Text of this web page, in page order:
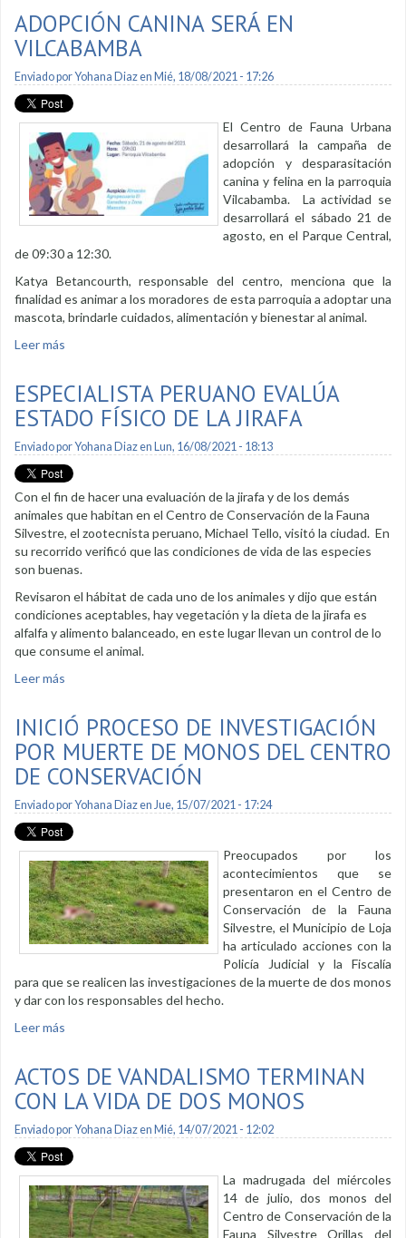
ADOPCIÓN CANINA SERÁ EN
VILCABAMBA
Enviado porYohana Diazen Mié, 18/08/2021 - 17:26
El Centro de Fauna Urbana
desarrollará la campaña de
adopción y desparasitación
canina y felina en la parroquia
Vilcabamba. La actividad se
desarrollará el sábado 21 de
agosto, en el Parque Central,
de 09:30 a 12:30.
Katya Betancourth, responsable del centro, menciona que la
finalidad es animar a los moradores de esta parroquia a adoptar una
mascota, brindarle cuidados, alimentación y bienestar al animal.
Leer más
ESPECIALISTA PERUANO EVALÚA
ESTADO FÍSICO DE LA JIRAFA
Enviado porYohana Diazen Lun, 16/08/2021 - 18:13
Con el fin de hacer una evaluación de la jirafa y de los demás
animales que habitan en el Centro de Conservación de la Fauna
Silvestre, el zootecnista peruano, Michael Tello, visitó la ciudad. En
su recorrido verificó que las condiciones de vida de las especies
son buenas.
Revisaron el hábitat de cada uno de los animales y dijo que están
condiciones aceptables, hay vegetación y la dieta de la jirafa es
alfalfa y alimento balanceado, en este lugar llevan un control de lo
que consume el animal.
Leer más
INICIÓ PROCESO DE INVESTIGACIÓN
POR MUERTE DE MONOS DEL CENTRO
DE CONSERVACIÓN
Enviado porYohana Diazen Jue, 15/07/2021 - 17:24
Preocupados por los
acontecimientos que se
presentaron en el Centro de
Conservación de la Fauna
Silvestre, el Municipio de Loja
ha articulado acciones con la
Policía Judicial y la Fiscalía
para que se realicen las investigaciones de la muerte de dos monos
y dar con los responsables del hecho.
Leer más
ACTOS DE VANDALISMO TERMINAN
CON LA VIDA DE DOS MONOS
Enviado porYohana Diazen Mié, 14/07/2021 - 12:02
La madrugada del miércoles
14 de julio, dos monos del
Centro de Conservación de la
Fauna Silvestre Orillas del